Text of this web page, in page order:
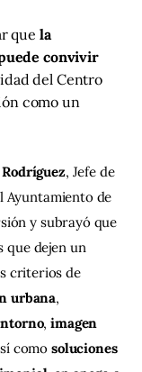
que la
convivir
del Centro
como un
, Jefe de
Ayuntamiento de
y subrayó que
que dejen un
criterios de
urbana,
, imagen
como soluciones